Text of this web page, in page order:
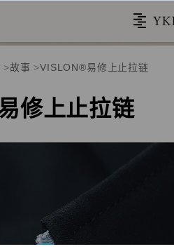
修上止拉链
故事 VISLON®易修上止拉链